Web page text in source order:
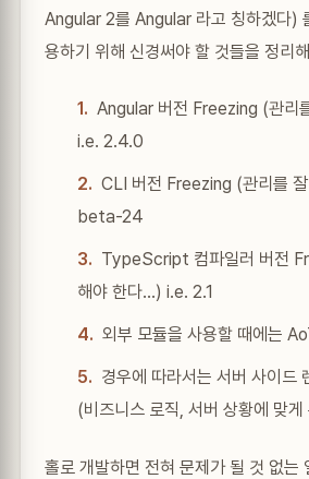
Angular 2를 Angular 라고 칭하겠다)
용하기 위해 신경써야 할 것들을 정리
Angular 버전 Freezing (관리
i.e. 2.4.0
CLI 버전 Freezing (관리를
beta-24
TypeScript 컴파일러 버전
해야 한다…) i.e. 2.1
외부 모듈을 사용할 때에는
경우에 따라서는 서버 사이드
(비즈니스 로직, 서버 상황에 맞게
홀로 개발하면 전혀 문제가 될 것 없는